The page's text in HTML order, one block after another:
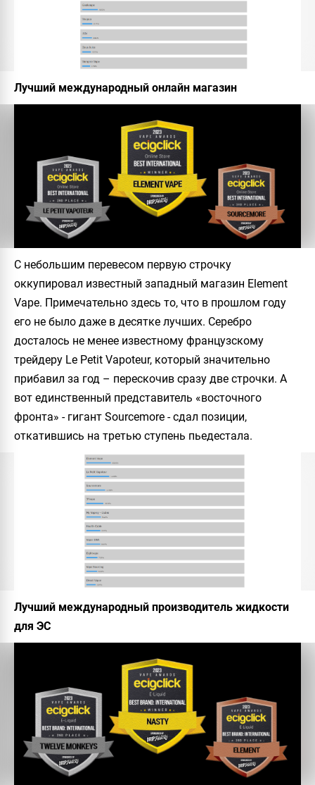
Лучший международный онлайн магазин
С небольшим перевесом первую строчку
оккупировал известный западный магазин Element
Vape. Примечательно здесь то, что в прошлом году
его не было даже в десятке лучших. Серебро
досталось не менее известному французскому
трейдеру Le Petit Vapoteur, который значительно
прибавил за год – перескочив сразу две строчки. А
вот единственный представитель «восточного
фронта» - гигант Sourcemore - сдал позиции,
откатившись на третью ступень пьедестала.
Лучший международный производитель жидкости
для ЭС